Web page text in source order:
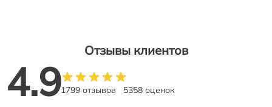
Отзывы клиентов
4.91799 отзывов 5358 оценок